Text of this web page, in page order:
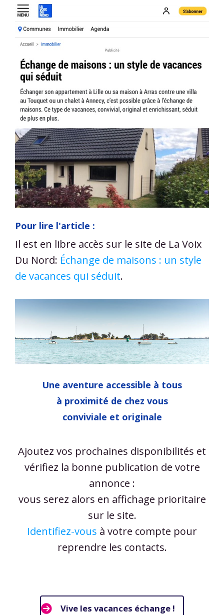
Pour lire l'article :
Il est en libre accès sur le site de La Voix
Du Nord: Échange de maisons : un style
de vacances qui séduit.
Une aventure accessible à tous
à proximité de chez vous
conviviale et originale
Ajoutez vos prochaines disponibilités et
vérifiez la bonne publication de votre
annonce :
vous serez alors en affichage prioritaire
sur le site.
Identifiez-vous à votre compte pour
reprendre les contacts.
Vive les vacances échange !